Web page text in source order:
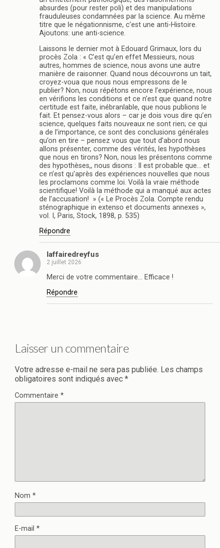
absurdes (pour rester poli) et des manipulations
frauduleuses condamnées par la science. Au même
titre que le négationnisme, c’est une anti-Histoire.
Ajoutons: une anti-science.
Laissons le dernier mot à Edouard Grimaux, lors du
procès Zola : « C’est qu’en effet Messieurs, nous
autres, hommes de science, nous avons une autre
manière de raisonner. Quand nous découvrons un tait,
croyez-voua que nous nous empressons de le
publier? Non, nous répétons encore l’expérience, nous
en vérifions les conditions et ce n’est que quand notre
certitude est faite, inébranlable, que nous publions le
fait. Et pensez-vous alors – car je dois vous dire qu’en
science, quelques faits nouveaux ne sont rien; ce qui
a de l’importance, ce sont des conclusions générales
qu’on en tire – pensez vous que tout d’abord nous
allons présenter, comme des vérités, les hypothèses
que nous en tirons? Non, nous les présentons comme
des hypothèses,, nous disons : Il est probable que… et
ce n’est qu’après des expériences nouvelles que nous
les proclamons comme loi. Voilà la vraie méthode
scientifique! Voilà la méthode qui a manqué aux actes
de l’accusation! » (« Le Procès Zola. Compte rendu
sténographique in extenso et documents annexes »,
vol. I, Paris, Stock, 1898, p. 535)
Répondre
laffairedreyfus
2 juillet 2026
Merci de votre commentaire… Efficace !
Répondre
Laisser un commentaire
Votre adresse e-mail ne sera pas publiée. Les champs
obligatoires sont indiqués avec *
Commentaire *
Nom *
E-mail *